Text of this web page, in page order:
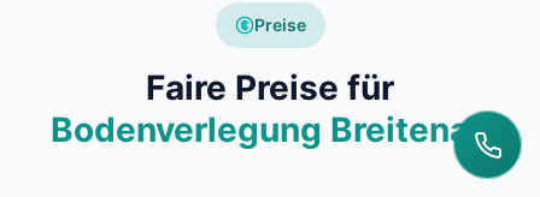
Preise
Faire Preise für
Bodenverlegung Breitenau